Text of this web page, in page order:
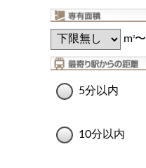
m2〜
5分以内
10分以内